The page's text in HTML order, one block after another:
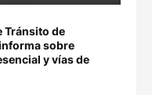
Tránsito de
sobre
y vías de